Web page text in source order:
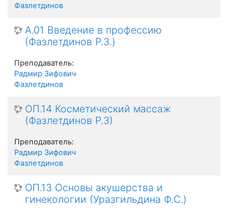
Фазлетдинов
А.01 Введение в профессию
(Фазлетдинов Р.З.)
Преподаватель:
Радмир Зифович
Фазлетдинов
ОП.14 Косметический массаж
(Фазлетдинов Р.З)
Преподаватель:
Радмир Зифович
Фазлетдинов
ОП.13 Основы акушерства и
гинекологии (Уразгильдина Ф.С.)